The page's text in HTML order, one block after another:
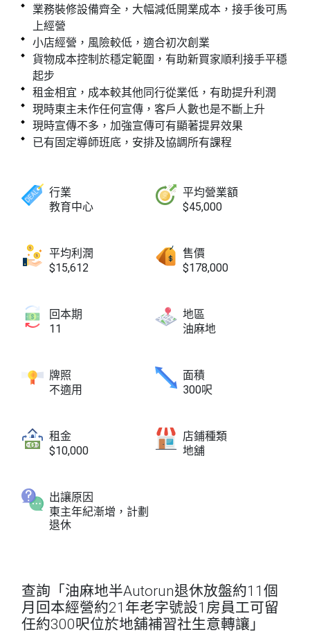
業務裝修設備齊全，大幅減低開業成本，接手後可馬
上經營
小店經營，風險較低，適合初次創業
貨物成本控制於穩定範圍，有助新買家順利接手平穩
起步
租金相宜，成本較其他同行從業低，有助提升利潤
現時東主未作任何宣傳，客戶人數也是不斷上升
現時宣傳不多，加強宣傳可有顯著提昇效果
已有固定導師班底，安排及協調所有課程
行業
教育中心
平均營業額
$45,000
平均利潤
$15,612
售價
$178,000
回本期
11
地區
油麻地
牌照
不適用
面積
300呎
租金
$10,000
店鋪種類
地舖
出讓原因
東主年紀漸增，計劃
退休
查詢「油麻地半Autorun退休放盤約11個
月回本經營約21年老字號設1房員工可留
任約300呎位於地舖補習社生意轉讓」